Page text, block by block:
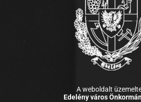
A weboldalt
Edelény város